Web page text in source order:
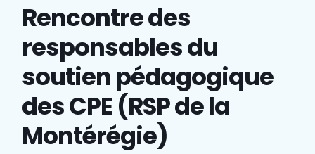
Rencontre des
responsables du
soutien pédagogique
des CPE (RSP de la
Montérégie)